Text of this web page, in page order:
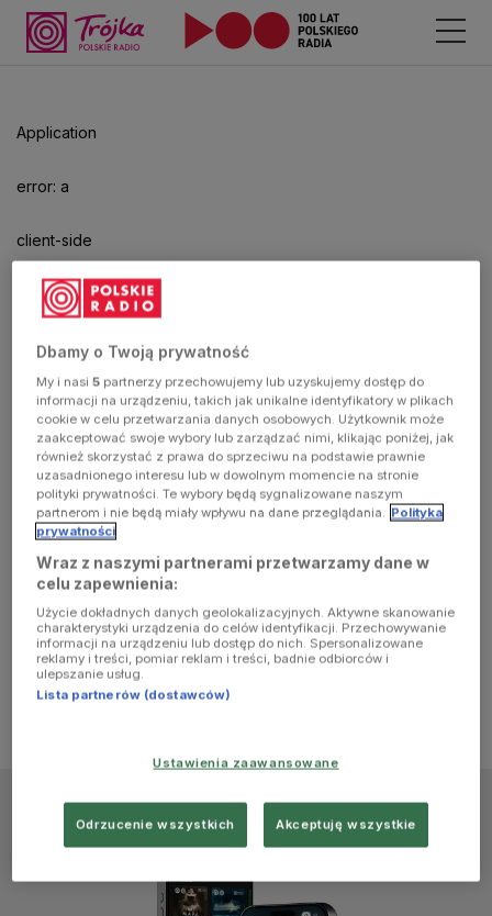
Application
error: a
client-side
exception
has
occurred
(see the
browser
console for
more
information)
Dbamy o Twoją prywatność
My i nasi5 partnerzy przechowujemy lub uzyskujemy dostęp do
informacji na urządzeniu, takich jak unikalne identyfikatory w plikach
cookie w celu przetwarzania danych osobowych. Użytkownik może
zaakceptować swoje wybory lub zarządzać nimi, klikając poniżej, jak
również skorzystać z prawa do sprzeciwu na podstawie prawnie
uzasadnionego interesu lub w dowolnym momencie na stronie
polityki prywatności. Te wybory będą sygnalizowane naszym
partnerom i nie będą miały wpływu na dane przeglądania. Polityka
prywatności
Wraz z naszymi partnerami przetwarzamy dane w
celu zapewnienia:
Użycie dokładnych danych geolokalizacyjnych. Aktywne skanowanie
charakterystyki urządzenia do celów identyfikacji. Przechowywanie
informacji na urządzeniu lub dostęp do nich. Spersonalizowane
reklamy i treści, pomiar reklam i treści, badnie odbiorców i
ulepszanie usług.
Lista partnerów (dostawców)
Ustawienia zaawansowane
Odrzucenie wszystkich Akceptuję wszystkie